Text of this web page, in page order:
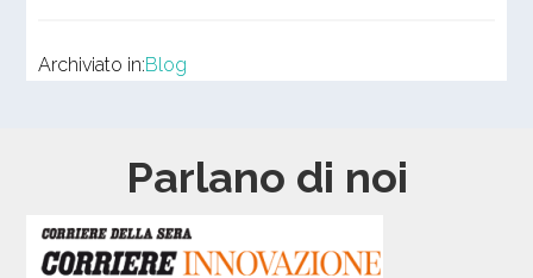
Archiviato in:Blog
Parlano di noi